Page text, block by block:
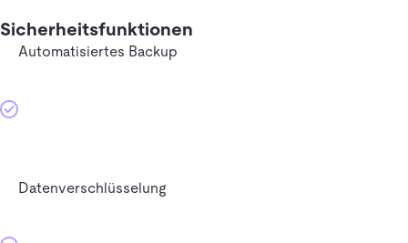
Sicherheitsfunktionen
Automatisiertes Backup
Datenverschlüsselung